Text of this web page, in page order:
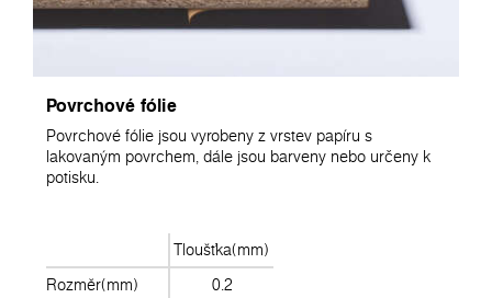
Povrchové fólie
Povrchové fólie jsou vyrobeny z vrstev papíru s
lakovaným povrchem, dále jsou barveny nebo určeny k
potisku.
Tloušťka(mm)
Rozměr(mm)
0.2